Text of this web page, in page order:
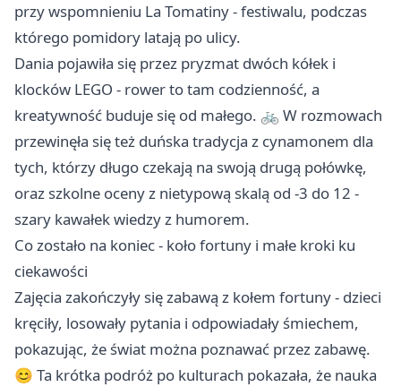
przy wspomnieniu La Tomatiny - festiwalu, podczas
którego pomidory latają po ulicy.
Dania pojawiła się przez pryzmat dwóch kółek i
klocków LEGO - rower to tam codzienność, a
kreatywność buduje się od małego. 🚲 W rozmowach
przewinęła się też duńska tradycja z cynamonem dla
tych, którzy długo czekają na swoją drugą połówkę,
oraz szkolne oceny z nietypową skalą od -3 do 12 -
szary kawałek wiedzy z humorem.
Co zostało na koniec - koło fortuny i małe kroki ku
ciekawości
Zajęcia zakończyły się zabawą z kołem fortuny - dzieci
kręciły, losowały pytania i odpowiadały śmiechem,
pokazując, że świat można poznawać przez zabawę.
😊 Ta krótka podróż po kulturach pokazała, że nauka